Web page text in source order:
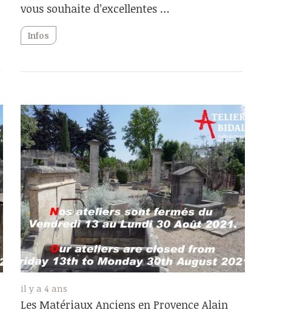
vous souhaite d’excellentes …
Infos
il y a 4 ans
Les Matériaux Anciens en Provence Alain